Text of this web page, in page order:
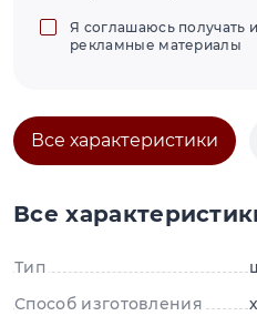
Я соглашаюсь получать
рекламные материалы
Все характеристики
Все
Тип
Способ изготовления